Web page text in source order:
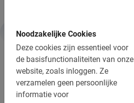
Noodzakelijke Cookies
Deze cookies zijn essentieel voor
de basisfunctionaliteiten van onze
website, zoals inloggen. Ze
verzamelen geen persoonlijke
informatie voor
Informatie
Belangrijk om te weten:
Reserveren is verplicht